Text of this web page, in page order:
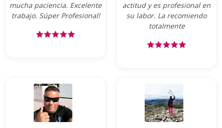
mucha paciencia. Excelente
trabajo. Súper Profesional!
actitud y es profesional en
su labor. La recomiendo
totalmente